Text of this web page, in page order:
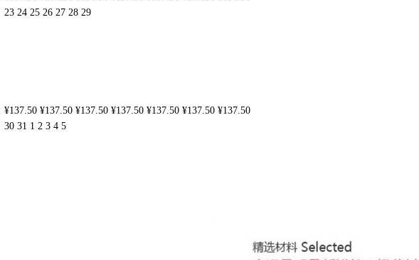
23 24 25 26 27 28 29
¥137.50 ¥137.50 ¥137.50 ¥137.50 ¥137.50 ¥137.50 ¥137.50
30 31 1 2 3 4 5